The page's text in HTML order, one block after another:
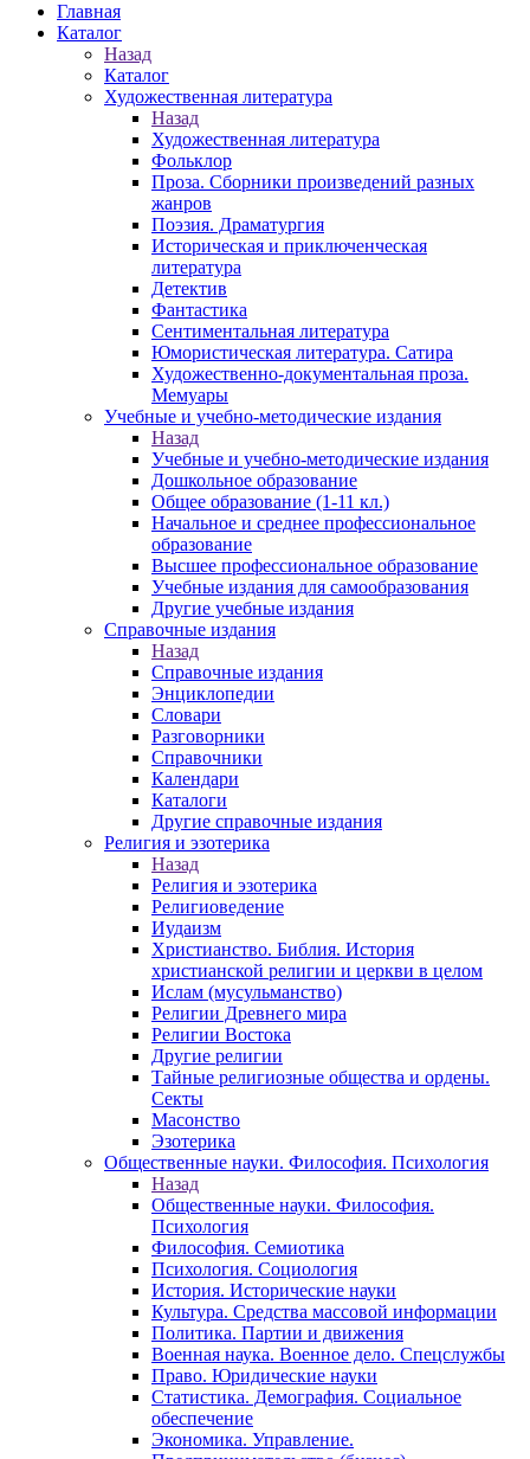
Главная
Каталог
Назад
Каталог
Художественная литература
Назад
Художественная литература
Фольклор
Проза. Сборники произведений разных
жанров
Поэзия. Драматургия
Историческая и приключенческая
литература
Детектив
Фантастика
Сентиментальная литература
Юмористическая литература. Сатира
Художественно-документальная проза.
Мемуары
Учебные и учебно-методические издания
Назад
Учебные и учебно-методические издания
Дошкольное образование
Общее образование (1-11 кл.)
Начальное и среднее профессиональное
образование
Высшее профессиональное образование
Учебные издания для самообразования
Другие учебные издания
Справочные издания
Назад
Справочные издания
Энциклопедии
Словари
Разговорники
Справочники
Календари
Каталоги
Другие справочные издания
Религия и эзотерика
Назад
Религия и эзотерика
Религиоведение
Иудаизм
Христианство. Библия. История
христианской религии и церкви в целом
Ислам (мусульманство)
Религии Древнего мира
Религии Востока
Другие религии
Тайные религиозные общества и ордены.
Секты
Масонство
Эзотерика
Общественные науки. Философия. Психология
Назад
Общественные науки. Философия.
Психология
Философия. Семиотика
Психология. Социология
История. Исторические науки
Культура. Средства массовой информации
Политика. Партии и движения
Военная наука. Военное дело. Спецслужбы
Право. Юридические науки
Статистика. Демография. Социальное
обеспечение
Экономика. Управление.